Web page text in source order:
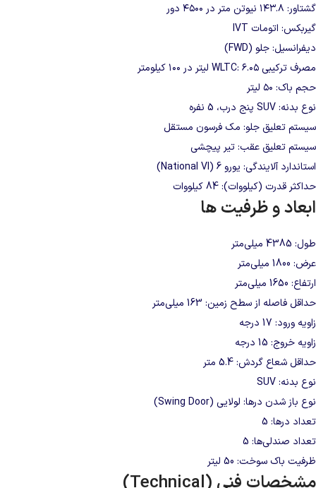
گشتاور: ۱۴۳.۸ نیوتن‌ متر در ۴۵۰۰ دور
گیربکس: اتومات IVT
دیفرانسیل: جلو (FWD)
مصرف ترکیبی WLTC: ۶.۰۵ لیتر در ۱۰۰ کیلومتر
حجم باک: ۵۰ لیتر
نوع بدنه: SUV پنج درب، 5 نفره
سیستم تعلیق جلو: مک‌ فرسون مستقل
سیستم تعلیق عقب: تیر پیچشی
استاندارد آلایندگی: یورو 6 (National VI)
حداکثر قدرت (کیلووات): 84 کیلووات
ابعاد و ظرفیت‌ ها
طول: 4385 میلی‌متر
عرض: 1800 میلی‌متر
ارتفاع: 1650 میلی‌متر
حداقل فاصله از سطح زمین: 163 میلی‌متر
زاویه ورود: 17 درجه
زاویه خروج: 15 درجه
حداقل شعاع گردش: 5.4 متر
نوع بدنه: SUV
نوع باز شدن درها: لولایی (Swing Door)
تعداد درها: 5
تعداد صندلی‌ها: 5
ظرفیت باک سوخت: 50 لیتر